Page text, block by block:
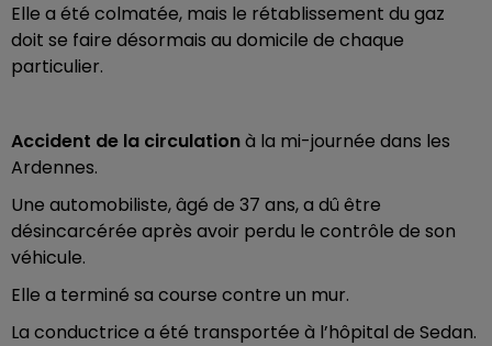
Elle a été colmatée, mais le rétablissement du gaz
doit se faire désormais au domicile de chaque
particulier.
Accident de la circulationà la mi-journée dans les
Ardennes.
Une automobiliste, âgé de 37 ans, a dû être
désincarcérée après avoir perdu le contrôle de son
véhicule.
Elle a terminé sa course contre un mur.
La conductrice a été transportée à l’hôpital de Sedan.